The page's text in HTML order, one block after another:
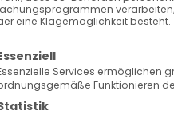
Württemberg
Gemeinde
eine Klagemöglichkeit besteht.
eine Liste der
Services ermöglichen
Funktionieren